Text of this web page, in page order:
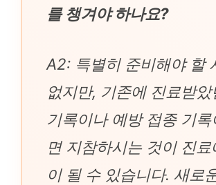
를 챙겨야 하나요?
A2: 특별히 준비해야 할
없지만, 기존에 진료받
기록이나 예방 접종 기록
면 지참하시는 것이 진
이 될 수 있습니다. 새로